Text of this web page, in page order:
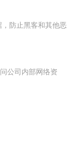
防止黑客和其他恶
公司内部网络资